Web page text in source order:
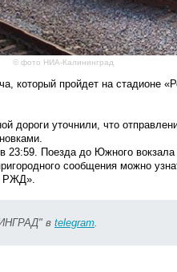
© фото НИА-Калининград
который пройдет на стадионе
дороги уточнили, что
Поезда до Южного вокзала
сообщения можно
РЖД».
в telegram